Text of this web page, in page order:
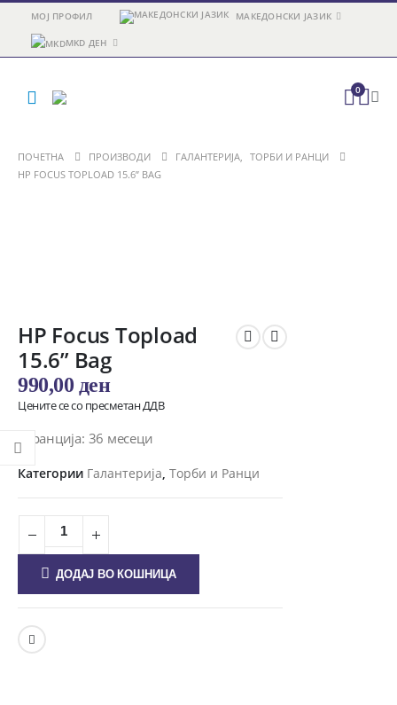
МОЈ ПРОФИЛ МАКЕДОНСКИ ЈАЗИК
MKD ДЕН
0
ПОЧЕТНА ПРОИЗВОДИ ГАЛАНТЕРИЈА, ТОРБИ И РАНЦИ
HP FOCUS TOPLOAD 15.6” BAG
HP Focus Topload
15.6” Bag
990,00 ден
Цените се со пресметан ДДВ
Гаранција: 36 месеци
Категории Галантерија, Торби и Ранци
ДОДАЈ ВО КОШНИЦА